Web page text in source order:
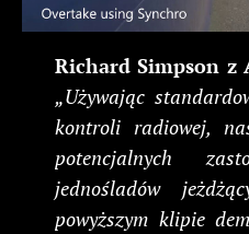
Richard Simpson z
„Używając
kontroli radiowej,
potencjalnych
jednośladów
powyższym klipie